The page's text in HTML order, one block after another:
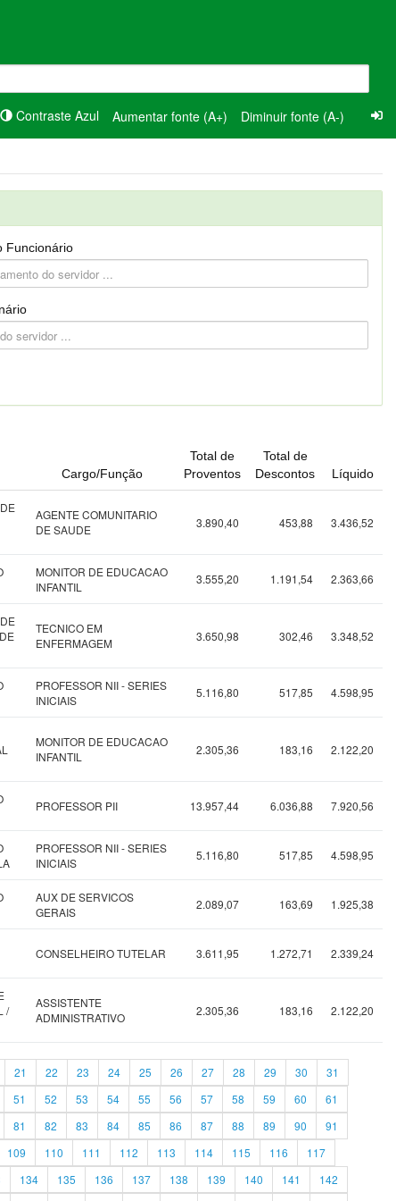
Contraste Azul Aumentar fonte (A+) Diminuir fonte (A-)
Funcionário
Cargo/Função
Total de
Proventos
Total de
Descontos
Líquido
AGENTE COMUNITARIO
DE SAUDE
3.890,40 453,88 3.436,52
MONITOR DE EDUCACAO
INFANTIL
3.555,20 1.191,54 2.363,66
TECNICO EM
ENFERMAGEM
3.650,98 302,46 3.348,52
PROFESSOR NII - SERIES
INICIAIS
5.116,80 517,85 4.598,95
MONITOR DE EDUCACAO
INFANTIL
2.305,36 183,16 2.122,20
PROFESSOR PII 13.957,44 6.036,88 7.920,56
PROFESSOR NII - SERIES
INICIAIS
5.116,80 517,85 4.598,95
AUX DE SERVICOS
GERAIS
2.089,07 163,69 1.925,38
CONSELHEIRO TUTELAR 3.611,95 1.272,71 2.339,24
/
ASSISTENTE
ADMINISTRATIVO
2.305,36 183,16 2.122,20
21 22 23 24 25 26 27 28 29 30
31
51 52 53 54 55 56 57 58 59 60
61
81 82 83 84 85 86 87 88 89 90
91
109 110 111 112 113 114 115 116
117
134 135 136 137 138 139 140 141
142